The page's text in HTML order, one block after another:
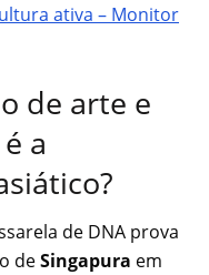
ativa – Monitor
de arte e
a
de DNA prova
deSingapura em